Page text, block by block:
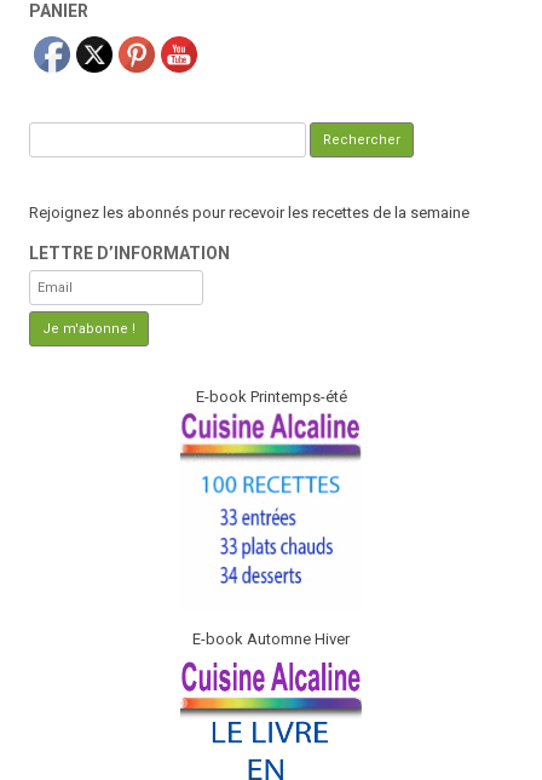
PANIER
Rejoignez les abonnés pour recevoir les recettes de la semaine
LETTRE D’INFORMATION
E-book Printemps-été
E-book Automne Hiver